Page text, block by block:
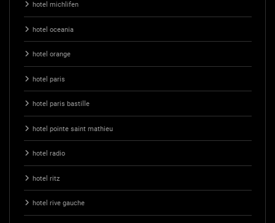
hotel michlifen
hotel oceania
hotel orange
hotel paris
hotel paris bastille
hotel pointe saint mathieu
hotel radio
hotel ritz
hotel rive gauche